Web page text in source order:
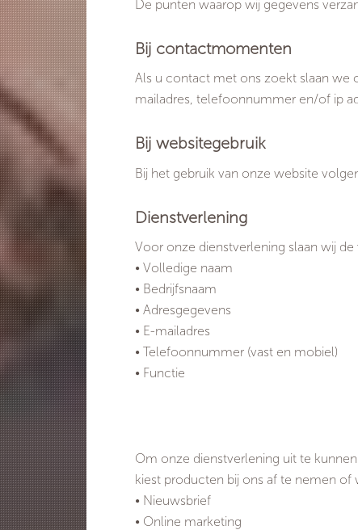
De punten waarop wij gegevens
Bij contactmomenten
Als u contact met ons zoekt slaan we
mailadres, telefoonnummer en/of ip
Bij websitegebruik
Bij het gebruik van onze website
Dienstverlening
Voor onze dienstverlening slaan wij
• Volledige naam
• Bedrijfsnaam
• Adresgegevens
• E-mailadres
• Telefoonnummer (vast en mobiel)
• Functie
Om onze dienstverlening uit te
kiest producten bij ons af te nemen
• Nieuwsbrief
• Online marketing